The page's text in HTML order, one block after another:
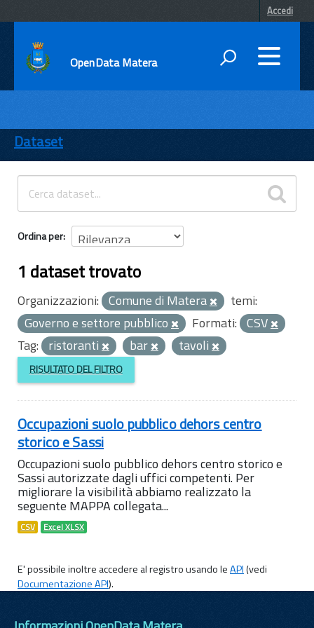
Accedi
OpenData Matera
ENTI
TEMI
INFORMAZIONI
Dataset
Ordina per
1 dataset trovato
Organizzazioni: Comune di Matera
temi:
Governo e settore pubblico
Formati: CSV
Tag: ristoranti bar tavoli
RISULTATO DEL FILTRO
Occupazioni suolo pubblico dehors centro
storico e Sassi
Occupazioni suolo pubblico dehors centro storico e
Sassi autorizzate dagli uffici competenti. Per
migliorare la visibilità abbiamo realizzato la
seguente MAPPA collegata...
CSV Excel XLSX
E' possibile inoltre accedere al registro usando leAPI(vedi
Documentazione API).